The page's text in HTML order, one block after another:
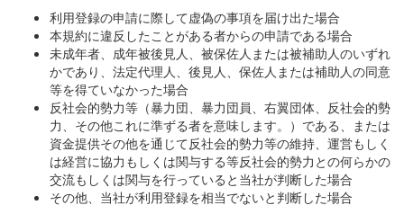
利用登録の申請に際して虚偽の事項を届け出た場合
本規約に違反したことがある者からの申請である場合
未成年者、成年被後見人、被保佐人または被補助人のいずれ
かであり、法定代理人、後見人、保佐人または補助人の同意
等を得ていなかった場合
反社会的勢力等（暴力団、暴力団員、右翼団体、反社会的勢
力、その他これに準ずる者を意味します。）である、または
資金提供その他を通じて反社会的勢力等の維持、運営もしく
は経営に協力もしくは関与する等反社会的勢力との何らかの
交流もしくは関与を行っていると当社が判断した場合
その他、当社が利用登録を相当でないと判断した場合